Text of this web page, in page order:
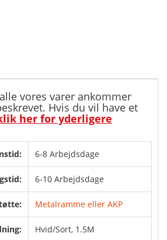
vores varer ankommer
Hvis du vil have et
her for yderligere
6-8 Arbejdsdage
6-10 Arbejdsdage
Metalramme eller AKP
Hvid/Sort, 1.5M